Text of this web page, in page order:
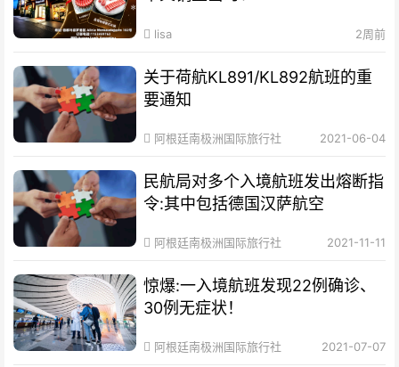
lisa 2周前
关于荷航KL891/KL892航班的重
要通知
阿根廷南极洲国际旅行社 2021-06-04
民航局对多个入境航班发出熔断指
令:其中包括德国汉萨航空
阿根廷南极洲国际旅行社 2021-11-11
惊爆:一入境航班发现22例确诊、
30例无症状！
阿根廷南极洲国际旅行社 2021-07-07